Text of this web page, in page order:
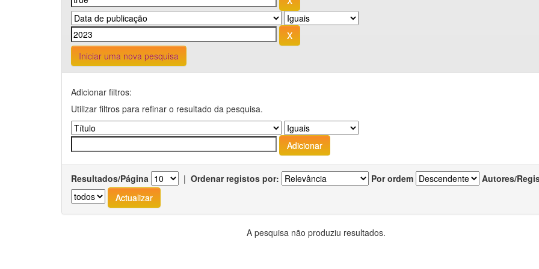
Iniciar uma nova pesquisa
Adicionar filtros:
Utilizar filtros para refinar o resultado da pesquisa.
Resultados/Página | Ordenar registos por: Por ordem Autores/
A pesquisa não produziu resultados.